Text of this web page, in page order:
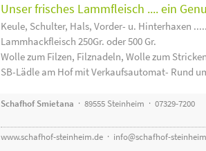
Unser frisches Lammfleisch .... ein
Keule, Schulter, Hals, Vorder- u. Hinterhaxen
Lammhackfleisch 250Gr. oder 500 Gr.
Wolle zum Filzen, Filznadeln, Wolle zum
SB-Lädle am Hof mit Verkaufsautomat- Rund
Schafhof Smietana · 89555 Steinheim · 07329-7200
www.schafhof-steinheim.de · info@schafhof-